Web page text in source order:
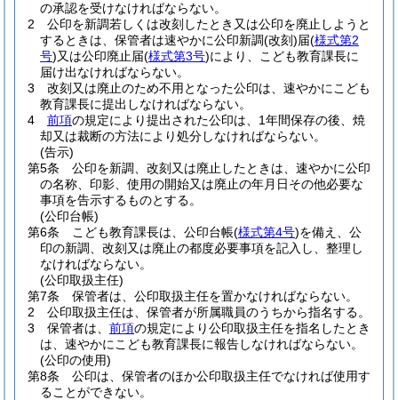
の承認を受けなければならない。
2
公印を新調若しくは改刻したとき又は公印を廃止しようと
するときは、保管者は速やかに公印新調(改刻)届(様式第2
号)又は公印廃止届(様式第3号)により、こども教育課長に
届け出なければならない。
3
改刻又は廃止のため不用となった公印は、速やかにこども
教育課長に提出しなければならない。
4
前項の規定により提出された公印は、1年間保存の後、焼
却又は裁断の方法により処分しなければならない。
(告示)
第5条
公印を新調、改刻又は廃止したときは、速やかに公印
の名称、印影、使用の開始又は廃止の年月日その他必要な
事項を告示するものとする。
(公印台帳)
第6条
こども教育課長は、公印台帳(様式第4号)を備え、公
印の新調、改刻又は廃止の都度必要事項を記入し、整理し
なければならない。
(公印取扱主任)
第7条
保管者は、公印取扱主任を置かなければならない。
2
公印取扱主任は、保管者が所属職員のうちから指名する。
3
保管者は、 前項の規定により公印取扱主任を指名したとき
は、速やかにこども教育課長に報告しなければならない。
(公印の使用)
第8条
公印は、保管者のほか公印取扱主任でなければ使用す
ることができない。